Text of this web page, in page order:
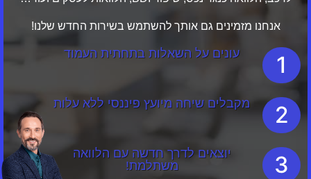
אנחנו מזמינים גם אותך להשתמש בשירות החדש שלנו!
1 עונים על השאלות בתחתית העמוד
2 מקבלים שיחה מיועץ פיננסי ללא עלות
3
יוצאים לדרך חדשה עם הלוואה
משתלמת!